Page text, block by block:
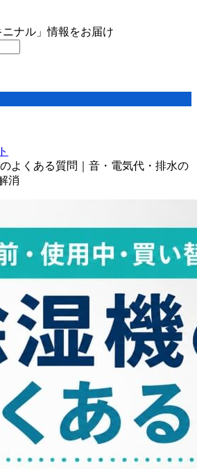
ナル」情報をお届け
よくある質問｜音・電気代・排水の
消